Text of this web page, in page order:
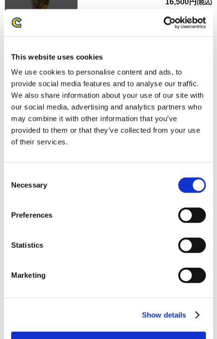
This website uses cookies
We use cookies to personalise content and ads, to
provide social media features and to analyse our traffic.
We also share information about your use of our site with
our social media, advertising and analytics partners who
may combine it with other information that you’ve
provided to them or that they’ve collected from your use
of their services.
Selection
Necessary
Preferences
Statistics
Marketing
Show details
16,500円 (税込)
【オフィシャル商品】ストリートファイター6 スケートボ
16,500円(税込)
【オフィシャル商品】ストリートファイター6 スケートボ
在庫：× |825ポイント
【オフィシャル商品】ストリートファイター6 スケートボ